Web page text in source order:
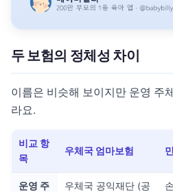
두 보험의 정체성 차이
이름은 비슷해 보이지만 운영 주
라요.
비교 항
목
우체국 엄마보험
운영 주
우체국 공익재단 (공